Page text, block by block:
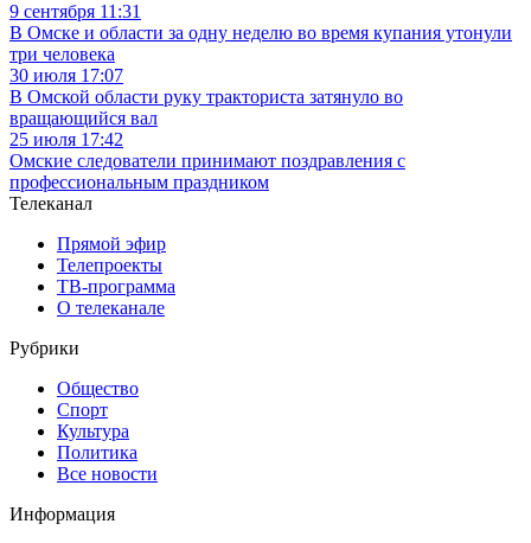
9 сентября 11:31
В Омске и области за одну неделю во время купания утонули
три человека
30 июля 17:07
В Омской области руку тракториста затянуло во
вращающийся вал
25 июля 17:42
Омские следователи принимают поздравления с
профессиональным праздником
Телеканал
Прямой эфир
Телепроекты
ТВ-программа
О телеканале
Рубрики
Общество
Спорт
Культура
Политика
Все новости
Информация